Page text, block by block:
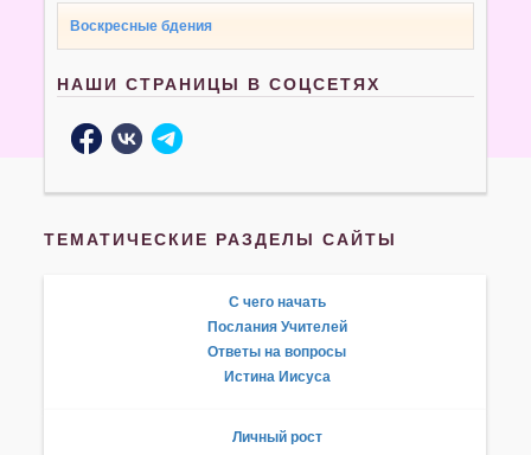
Воскресные бдения
НАШИ СТРАНИЦЫ В СОЦСЕТЯХ
ТЕМАТИЧЕСКИЕ РАЗДЕЛЫ САЙТЫ
С чего начать
Послания Учителей
Ответы на вопросы
Истина Иисуса
Личный рост